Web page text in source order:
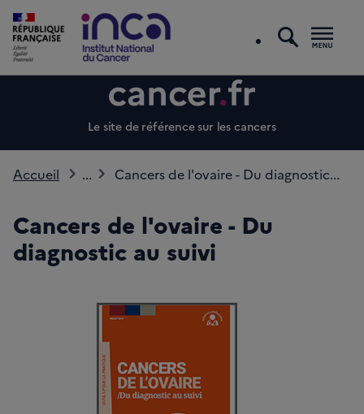
Le site de référence sur les cancers
Accueil ... Cancers de l'ovaire - Du diagnostic...
Cancers de l'ovaire - Du
diagnostic au suivi